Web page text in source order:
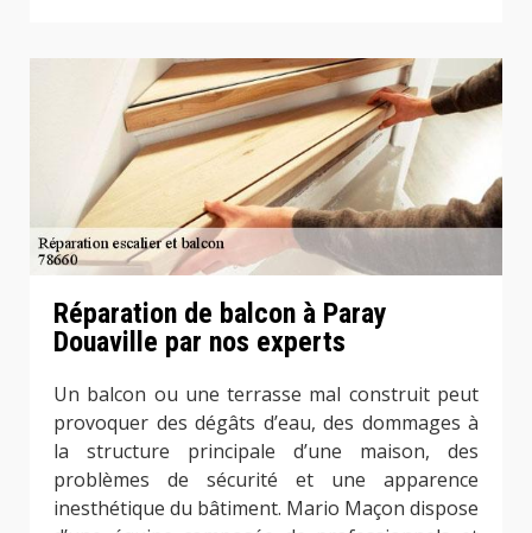
Réparation de balcon à Paray
Douaville par nos experts
Un balcon ou une terrasse mal construit peut
provoquer des dégâts d’eau, des dommages à
la structure principale d’une maison, des
problèmes de sécurité et une apparence
inesthétique du bâtiment. Mario Maçon dispose